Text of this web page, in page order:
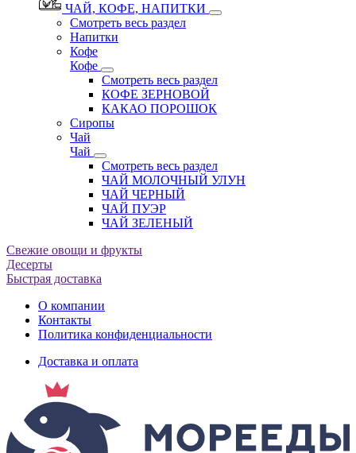
ЧАЙ, КОФЕ, НАПИТКИ
Смотреть весь раздел
Напитки
Кофе
Кофе
Смотреть весь раздел
КОФЕ ЗЕРНОВОЙ
КАКАО ПОРОШОК
Сиропы
Чай
Чай
Смотреть весь раздел
ЧАЙ МОЛОЧНЫЙ УЛУН
ЧАЙ ЧЕРНЫЙ
ЧАЙ ПУЭР
ЧАЙ ЗЕЛЕНЫЙ
Свежие овощи и фрукты
Десерты
Быстрая доставка
О компании
Контакты
Политика конфиденциальности
Доставка и оплата